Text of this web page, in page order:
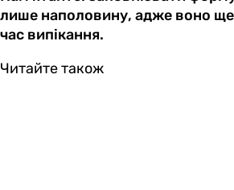
лише наполовину, адже воно ще
час випікання.
Читайте також